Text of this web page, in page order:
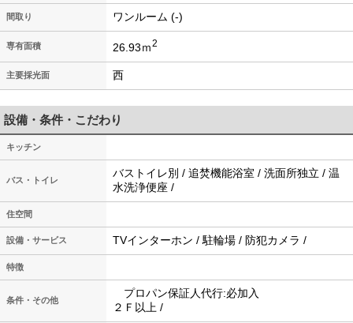
間取り ワンルーム (-)
専有面積 26.93ｍ2
主要採光面 西
設備・条件・こだわり
キッチン
バス・トイレ
バストイレ別 / 追焚機能浴室 / 洗面所独立 / 温
水洗浄便座 /
住空間
設備・サービス TVインターホン / 駐輪場 / 防犯カメラ /
特徴
条件・その他
プロパン保証人代行:必加入
２Ｆ以上 /